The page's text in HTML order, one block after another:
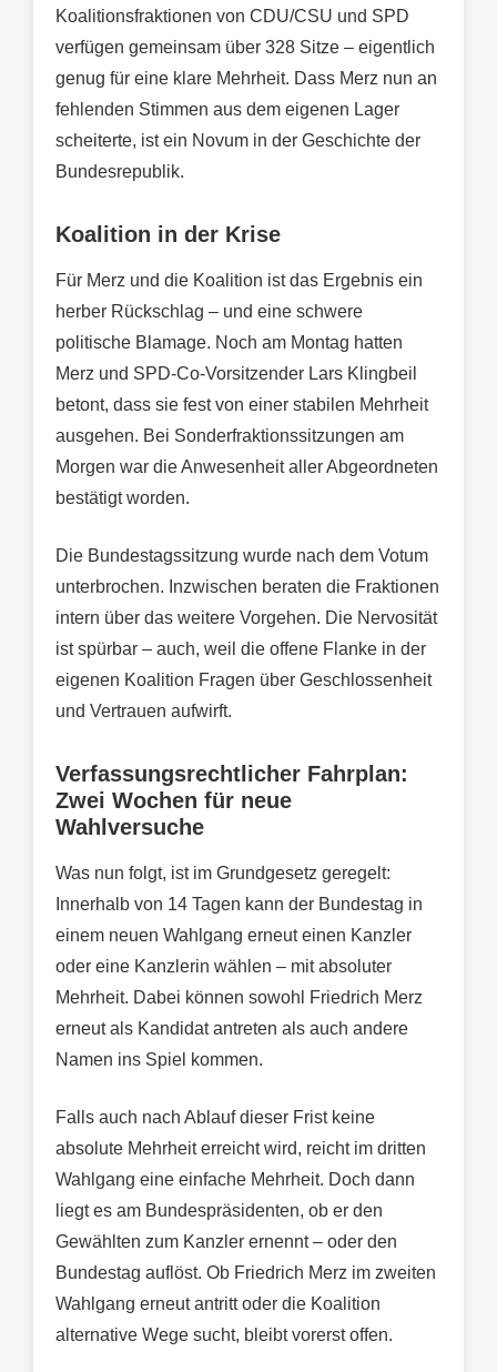
Koalitionsfraktionen von CDU/CSU und SPD
verfügen gemeinsam über 328 Sitze – eigentlich
genug für eine klare Mehrheit. Dass Merz nun an
fehlenden Stimmen aus dem eigenen Lager
scheiterte, ist ein Novum in der Geschichte der
Bundesrepublik.
Koalition in der Krise
Für Merz und die Koalition ist das Ergebnis ein
herber Rückschlag – und eine schwere
politische Blamage. Noch am Montag hatten
Merz und SPD-Co-Vorsitzender Lars Klingbeil
betont, dass sie fest von einer stabilen Mehrheit
ausgehen. Bei Sonderfraktionssitzungen am
Morgen war die Anwesenheit aller Abgeordneten
bestätigt worden.
Die Bundestagssitzung wurde nach dem Votum
unterbrochen. Inzwischen beraten die Fraktionen
intern über das weitere Vorgehen. Die Nervosität
ist spürbar – auch, weil die offene Flanke in der
eigenen Koalition Fragen über Geschlossenheit
und Vertrauen aufwirft.
Verfassungsrechtlicher Fahrplan:
Zwei Wochen für neue
Wahlversuche
Was nun folgt, ist im Grundgesetz geregelt:
Innerhalb von 14 Tagen kann der Bundestag in
einem neuen Wahlgang erneut einen Kanzler
oder eine Kanzlerin wählen – mit absoluter
Mehrheit. Dabei können sowohl Friedrich Merz
erneut als Kandidat antreten als auch andere
Namen ins Spiel kommen.
Falls auch nach Ablauf dieser Frist keine
absolute Mehrheit erreicht wird, reicht im dritten
Wahlgang eine einfache Mehrheit. Doch dann
liegt es am Bundespräsidenten, ob er den
Gewählten zum Kanzler ernennt – oder den
Bundestag auflöst. Ob Friedrich Merz im zweiten
Wahlgang erneut antritt oder die Koalition
alternative Wege sucht, bleibt vorerst offen.